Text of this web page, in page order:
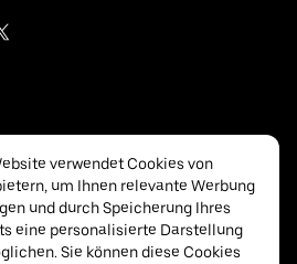
verwendet Cookies von
um Ihnen relevante Werbung
und durch Speicherung Ihres
eine personalisierte Darstellung
Sie können diese Cookies